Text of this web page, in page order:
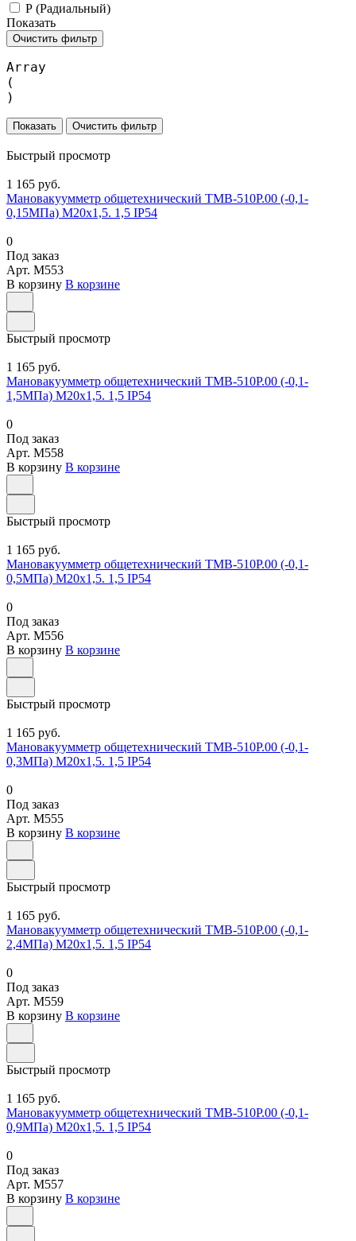
Р (Радиальный)
Показать
Очистить фильтр
Array
(
Очистить фильтр
Быстрый просмотр
1 165 руб.
Мановакуумметр общетехнический ТМВ-510Р.00 (-0,1-
0,15МПа) М20х1,5. 1,5 IP54
0
Под заказ
Арт. M553
В корзину В корзине
Быстрый просмотр
1 165 руб.
Мановакуумметр общетехнический ТМВ-510Р.00 (-0,1-
1,5МПа) М20х1,5. 1,5 IP54
0
Под заказ
Арт. M558
В корзину В корзине
Быстрый просмотр
1 165 руб.
Мановакуумметр общетехнический ТМВ-510Р.00 (-0,1-
0,5МПа) М20х1,5. 1,5 IP54
0
Под заказ
Арт. M556
В корзину В корзине
Быстрый просмотр
1 165 руб.
Мановакуумметр общетехнический ТМВ-510Р.00 (-0,1-
0,3МПа) М20х1,5. 1,5 IP54
0
Под заказ
Арт. M555
В корзину В корзине
Быстрый просмотр
1 165 руб.
Мановакуумметр общетехнический ТМВ-510Р.00 (-0,1-
2,4МПа) М20х1,5. 1,5 IP54
0
Под заказ
Арт. M559
В корзину В корзине
Быстрый просмотр
1 165 руб.
Мановакуумметр общетехнический ТМВ-510Р.00 (-0,1-
0,9МПа) М20х1,5. 1,5 IP54
0
Под заказ
Арт. M557
В корзину В корзине